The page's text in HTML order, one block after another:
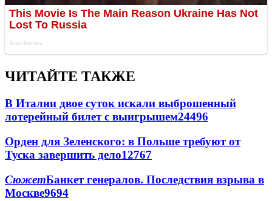
ЧИТАЙТЕ ТАКЖЕ
В Италии двое суток искали выброшенный
лотерейный билет с выигрышем24496
Орден для Зеленского: в Польше требуют от
Туска завершить дело12767
СюжетБанкет генералов. Последствия взрыва в
Москве9694